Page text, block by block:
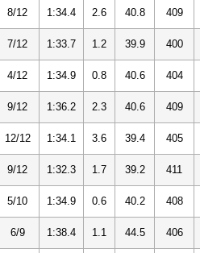
8/12 1:34.4 2.6 40.8 409
7/12 1:33.7 1.2 39.9 400
4/12 1:34.9 0.8 40.6 404
9/12 1:36.2 2.3 40.6 409
12/12 1:34.1 3.6 39.4 405
9/12 1:32.3 1.7 39.2 411
5/10 1:34.9 0.6 40.2 408
6/9 1:38.4 1.1 44.5 406